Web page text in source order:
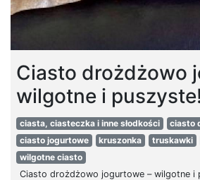
Ciasto drożdżowo
wilgotne i puszyste!
ciasta, ciasteczka i inne słodkości
ciasto
ciasto jogurtowe
kruszonka truskawki
wilgotne ciasto
Ciasto drożdżowo jogurtowe – wilgotne i